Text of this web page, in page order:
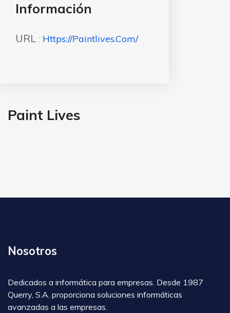
Información
URL : Https://paintlives.com/
Paint Lives
Nosotros
Dedicados a informática para empresas. Desde 1987
Querry, S.A. proporciona soluciones informáticas
avanzadas a las empresas.